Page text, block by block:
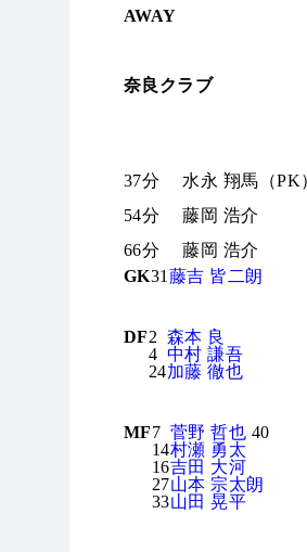
AWAY
奈良クラブ
37分
水永 翔馬（PK
54分
藤岡 浩介
66分
藤岡 浩介
GK31 藤吉 皆二朗
DF2 森本 良
4 中村 謙吾
24加藤 徹也
MF7 菅野 哲也 40
14村瀬 勇太
16吉田 大河
27山本 宗太朗
33山田 晃平